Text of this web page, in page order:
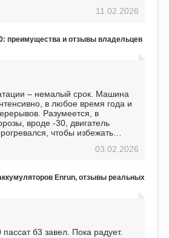
это отличное вложение,11.02.2026
преимущества и отзывы владельцев
– немалый срок. Машина
в любое время года и
Разумеется, в
вроде -30, двигатель
чтобы избежать
было ни единой поломки,
он даже
модель.
03.02.2026
Enrun, отзывы реальных
б3 завел. Пока радует.